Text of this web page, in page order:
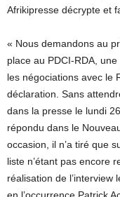
Afrikipresse décrypte et
« Nous demandons au
place au PDCI-RDA,
les négociations avec le
déclaration. Sans
dans la presse le lundi
répondu dans le
occasion, il n’a tiré que
liste n’étant pas encore
réalisation de l’interview